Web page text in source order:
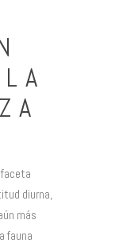
diurna,
más
fauna